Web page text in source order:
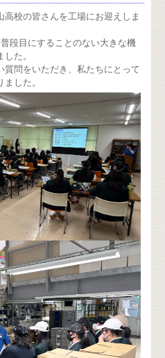
校の皆さんを工場にお迎えしま
段目にすることのない大きな機
た。
質問をいただき、私たちにとって
した。